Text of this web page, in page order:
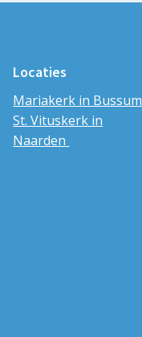
Locaties
Mariakerk in Bussum
St. Vituskerk in
Naarden